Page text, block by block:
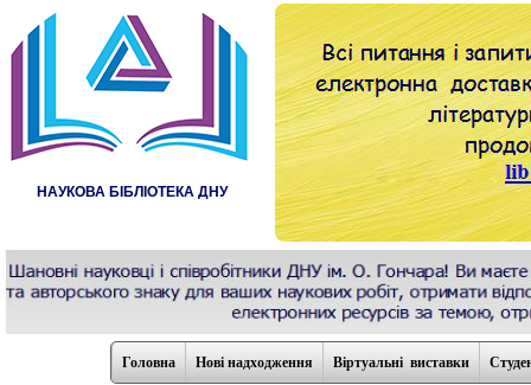
НАУКОВА БІБЛІОТЕКА ДНУ
Головна Нові надходження Віртуальні виставки